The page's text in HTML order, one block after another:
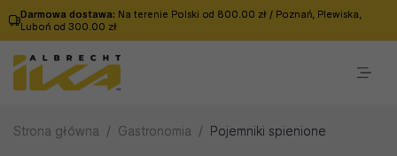
Darmowa dostawa: Na terenie Polski od 800.00 zł / Poznań, Plewiska,
Luboń od 300.00 zł
Strona główna / Gastronomia / Pojemniki spienione